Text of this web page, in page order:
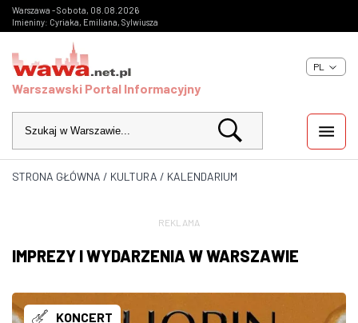
Warszawa - Sobota, 08.08.2026
Imieniny: Cyriaka, Emiliana, Sylwiusza
Warszawski Portal Informacyjny
PL
WIADOMOŚCI
IMPREZY
KULTURA
STRONA GŁÓWNA / KULTURA / KALENDARIUM
REKLAMA
IMPREZY I WYDARZENIA W WARSZAWIE
KONCERT